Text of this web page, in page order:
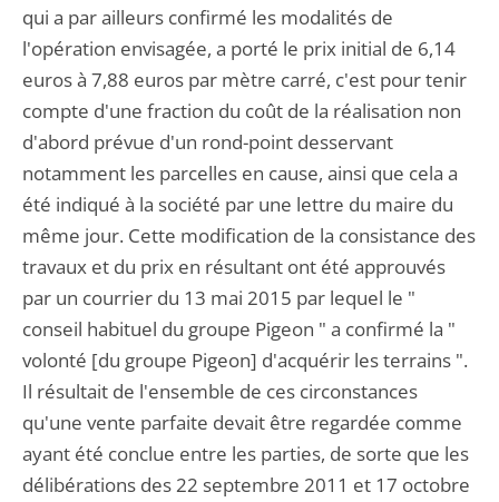
qui a par ailleurs confirmé les modalités de
l'opération envisagée, a porté le prix initial de 6,14
euros à 7,88 euros par mètre carré, c'est pour tenir
compte d'une fraction du coût de la réalisation non
d'abord prévue d'un rond-point desservant
notamment les parcelles en cause, ainsi que cela a
été indiqué à la société par une lettre du maire du
même jour. Cette modification de la consistance des
travaux et du prix en résultant ont été approuvés
par un courrier du 13 mai 2015 par lequel le "
conseil habituel du groupe Pigeon " a confirmé la "
volonté [du groupe Pigeon] d'acquérir les terrains ".
Il résultait de l'ensemble de ces circonstances
qu'une vente parfaite devait être regardée comme
ayant été conclue entre les parties, de sorte que les
délibérations des 22 septembre 2011 et 17 octobre